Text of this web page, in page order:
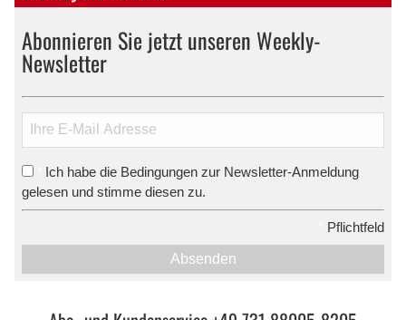
Abonnieren Sie jetzt unseren Weekly-
Newsletter
Ich habe die Bedingungen zur Newsletter-Anmeldung
gelesen und stimme diesen zu.
Pflichtfeld
Absenden